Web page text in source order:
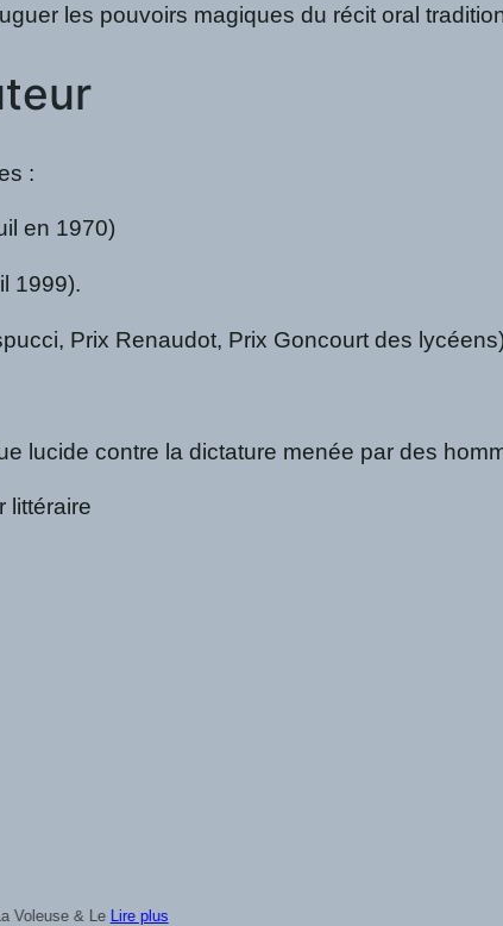
les pouvoirs magiques du récit oral
:
en 1970)
1999).
Prix Renaudot, Prix Goncourt des
lucide contre la dictature menée par des
littéraire
mystère et surnaturel dans un récit